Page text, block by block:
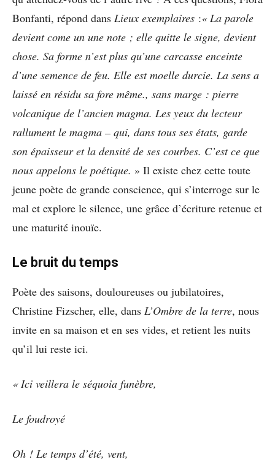
Bonfanti, répond dans Lieux exemplaires :« La parole
devient come un une note ; elle quitte le signe, devient
chose. Sa forme n’est plus qu’une carcasse enceinte
d’une semence de feu. Elle est moelle durcie. La sens a
laissé en résidu sa fore même., sans marge : pierre
volcanique de l’ancien magma. Les yeux du lecteur
rallument le magma – qui, dans tous ses états, garde
son épaisseur et la densité de ses courbes. C’est ce que
nous appelons le poétique. » Il existe chez cette toute
jeune poète de grande conscience, qui s’interroge sur le
mal et explore le silence, une grâce d’écriture retenue et
une maturité inouïe.
Le bruit du temps
Poète des saisons, douloureuses ou jubilatoires,
Christine Fizscher, elle, dans L’Ombre de la terre, nous
invite en sa maison et en ses vides, et retient les nuits
qu’il lui reste ici.
« Ici veillera le séquoia funèbre,
Le foudroyé
Oh ! Le temps d’été, vent,